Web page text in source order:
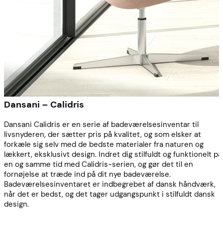
Dansani – Calidris
Dansani Calidris er en serie af badeværelsesinventar til
livsnyderen, der sætter pris på kvalitet, og som elsker at
forkæle sig selv med de bedste materialer fra naturen og
lækkert, eksklusivt design. Indret dig stilfuldt og funktionelt på
en og samme tid med Calidris-serien, og gør det til en
fornøjelse at træde ind på dit nye badeværelse.
Badeværelsesinventaret er indbegrebet af dansk håndværk,
når det er bedst, og det tager udgangspunkt i stilfuldt dansk
design.